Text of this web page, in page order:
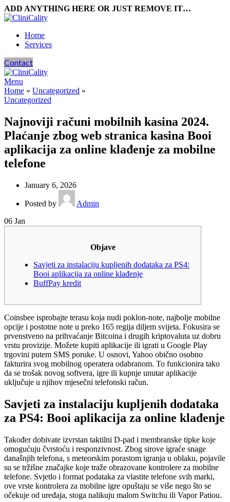
ADD ANYTHING HERE OR JUST REMOVE IT…
Home
Services
Contact
Menu
Home » Uncategorized »
Uncategorized
Najnoviji računi mobilnih kasina 2024.
Plaćanje zbog web stranica kasina Booi
aplikacija za online klađenje za mobilne
telefone
January 6, 2026
Posted by
Admin
06 Jan
Objave
Savjeti za instalaciju kupljenih dodataka za PS4:
Booi aplikacija za online klađenje
BuffPay kredit
Coinsbee isprobajte terasu koja nudi poklon-note, najbolje mobilne
opcije i postotne note u preko 165 regija diljem svijeta. Fokusira se
prvenstveno na prihvaćanje Bitcoina i drugih kriptovaluta uz dobru
vrstu provizije. Možete kupiti aplikacije ili igrati u Google Play
trgovini putem SMS poruke. U osnovi, Yahoo obično osobno
fakturira svog mobilnog operatera odabranom. To funkcionira tako
da se trošak novog softvera, igre ili kupnje unutar aplikacije
uključuje u njihov mjesečni telefonski račun.
Savjeti za instalaciju kupljenih dodataka
za PS4: Booi aplikacija za online klađenje
Također dobivate izvrstan taktilni D-pad i membranske tipke koje
omogućuju čvrstoću i responzivnost. Zbog sirove igraće snage
današnjih telefona, s meteorskim porastom igranja u oblaku, pojavile
su se tržišne značajke koje traže obrazovane kontrolere za mobilne
telefone. Svjetlo i format podataka za vlastite telefone svih marki,
ove vrste kontrolera za mobilne igre opuštaju se više nego što se
očekuje od uređaja, stoga nalikuju malom Switchu ili Vapor Patiou.